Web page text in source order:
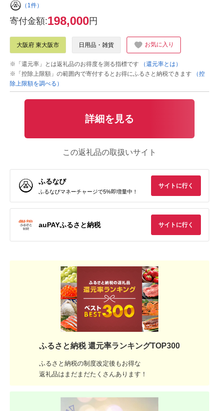
（1件）
寄付金額:198,000円
大阪府 東大阪市 日用品・雑貨 お気に入り
※「還元率」とは返礼品のお得度を測る指標です
（還元率とは）
※「控除上限額」の範囲内で寄付するとお得にふるさと納税できます
（控
除上限額を調べる）
詳細を見る
この返礼品の取扱いサイト
ふるなび
ふるなびマネーチャージで5%即増量中！
サイトに行く
auPAYふるさと納税 サイトに行く
ふるさと納税 還元率ランキングTOP300
ふるさと納税の制度改定後もお得な
返礼品はまだまだたくさんあります！